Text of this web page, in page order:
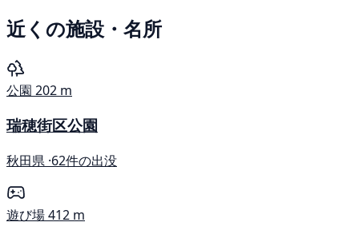
近くの施設・名所
公園 202 m
瑞穂街区公園
秋田県 ·62件の出没
遊び場412 m